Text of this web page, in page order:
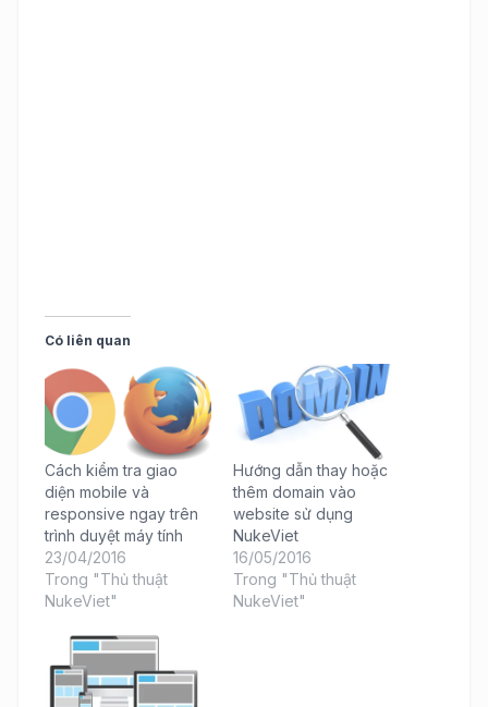
Có liên quan
Cách kiểm tra giao
diện mobile và
responsive ngay trên
trình duyệt máy tính
23/04/2016
Trong "Thủ thuật
NukeViet"
Hướng dẫn thay hoặc
thêm domain vào
website sử dụng
NukeViet
16/05/2016
Trong "Thủ thuật
NukeViet"